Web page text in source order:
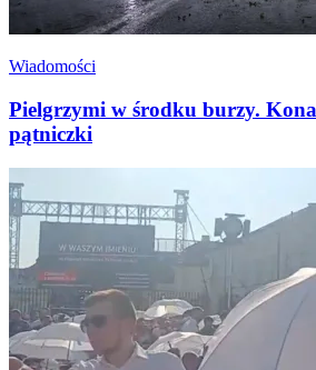
Wiadomości
Pielgrzymi w środku burzy.
pątniczki